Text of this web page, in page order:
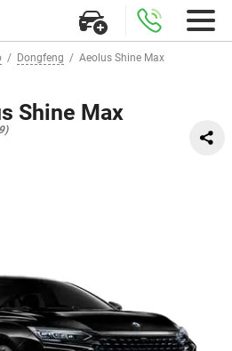
Dongfeng Aeolus Shine Max
Shine Max